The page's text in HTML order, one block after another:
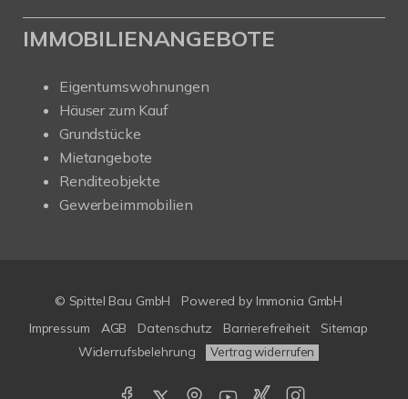
IMMOBILIENANGEBOTE
Eigentumswohnungen
Häuser zum Kauf
Grundstücke
Mietangebote
Renditeobjekte
Gewerbeimmobilien
© Spittel Bau GmbH Powered by Immonia GmbH
Impressum
AGB Datenschutz Barrierefreiheit
Sitemap
Widerrufsbelehrung
Vertrag widerrufen